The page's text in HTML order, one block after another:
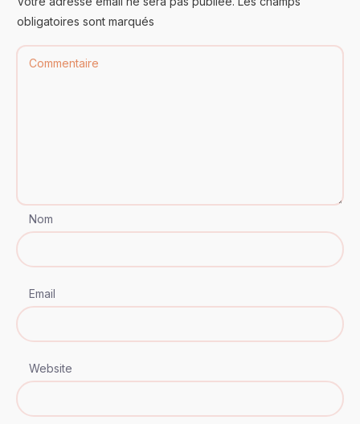
obligatoires sont marqués
Nom
Email
Website